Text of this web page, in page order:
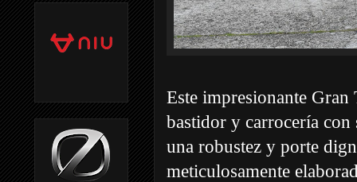
Este impresionante
bastidor y carrocería
una robustez y porte
meticulosamente